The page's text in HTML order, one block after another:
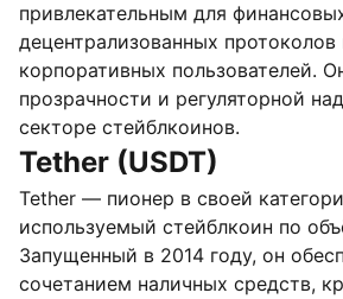
привлекательным для
децентрализованных
корпоративных пользователей.
прозрачности и регуляторной
секторе стейблкоинов.
Tether (USDT)
Tether — пионер в своей
используемый стейблкоин по
Запущенный в 2014 году, он
сочетанием наличных средств,